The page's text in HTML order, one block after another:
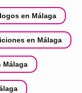
en Málaga
en Málaga
Málaga